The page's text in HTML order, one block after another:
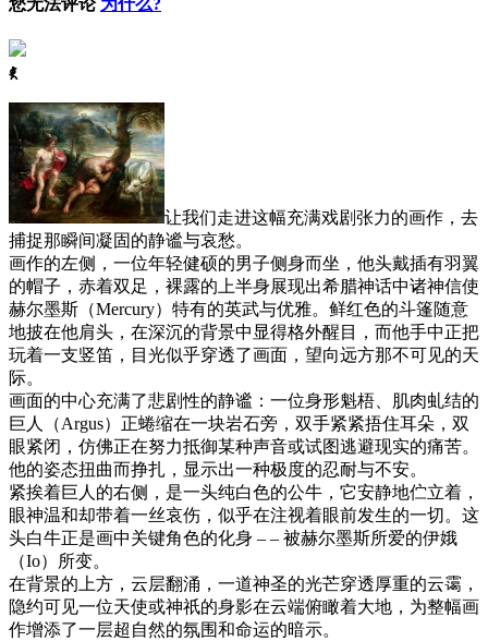
您无法评论 为什么?
ꈅ
让我们走进这幅充满戏剧张力的画作，去
捕捉那瞬间凝固的静谧与哀愁。
画作的左侧，一位年轻健硕的男子侧身而坐，他头戴插有羽翼
的帽子，赤着双足，裸露的上半身展现出希腊神话中诸神信使
赫尔墨斯（Mercury）特有的英武与优雅。鲜红色的斗篷随意
地披在他肩头，在深沉的背景中显得格外醒目，而他手中正把
玩着一支竖笛，目光似乎穿透了画面，望向远方那不可见的天
际。
画面的中心充满了悲剧性的静谧：一位身形魁梧、肌肉虬结的
巨人（Argus）正蜷缩在一块岩石旁，双手紧紧捂住耳朵，双
眼紧闭，仿佛正在努力抵御某种声音或试图逃避现实的痛苦。
他的姿态扭曲而挣扎，显示出一种极度的忍耐与不安。
紧挨着巨人的右侧，是一头纯白色的公牛，它安静地伫立着，
眼神温和却带着一丝哀伤，似乎在注视着眼前发生的一切。这
头白牛正是画中关键角色的化身 – – 被赫尔墨斯所爱的伊娥
（Io）所变。
在背景的上方，云层翻涌，一道神圣的光芒穿透厚重的云霭，
隐约可见一位天使或神祇的身影在云端俯瞰着大地，为整幅画
作增添了一层超自然的氛围和命运的暗示。